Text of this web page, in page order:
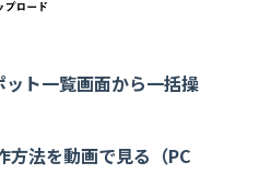
ト一覧画面から一括操
方法を動画で見る（PC